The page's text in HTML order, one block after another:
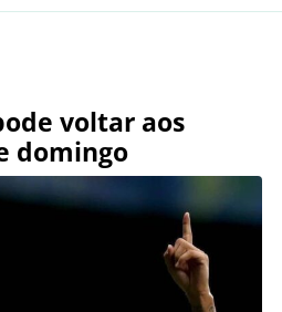
voltar aos
domingo